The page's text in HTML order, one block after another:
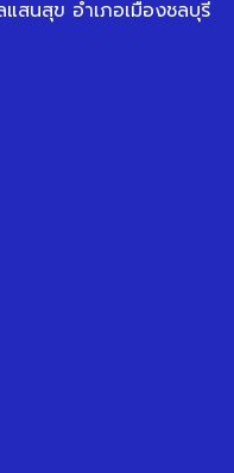
นสุข อำเภอเมืองชลบุรี